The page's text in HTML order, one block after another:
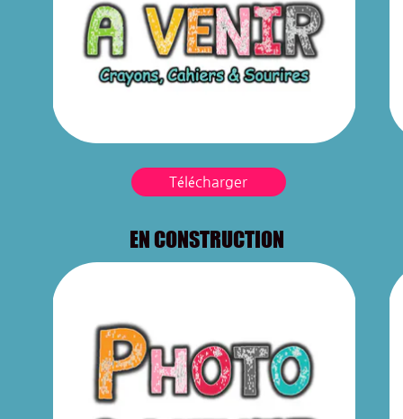
Télécharger
EN CONSTRUCTION